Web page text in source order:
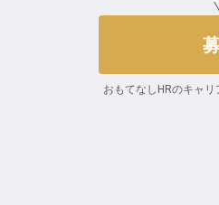
おもてなしHRのキャ